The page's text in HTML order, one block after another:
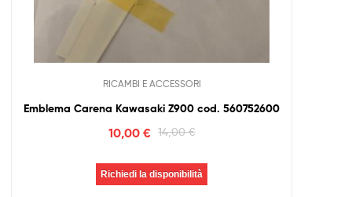
RICAMBI E ACCESSORI
Emblema Carena Kawasaki Z900 cod. 560752600
14,00€
10,00 €
Richiedi la disponibilità